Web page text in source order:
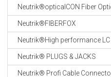
OCC
GE-
Neutrik®opticalCON Fiber
Neutrik®FIBERFOX
Neutrik®High performance LC
Neutrik® PLUGS & JACKS
Neutrik® Profi Cable